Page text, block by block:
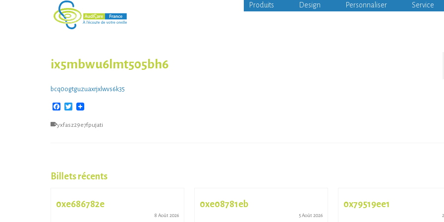
Produits Design Personnaliser Service
ix5mbwu6lmt505bh6
bcq0ogtguzuaxrjxlwvs6k35
Facebook
Twitter
yxfasz29e7fpujati
Billets récents
0xe686782e
8 Août 2026
0xe08781eb
5 Août 2026
0x79519ee1